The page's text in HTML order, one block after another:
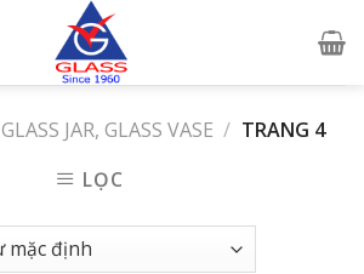
GLASS JAR, GLASS VASE / TRANG 4
LỌC